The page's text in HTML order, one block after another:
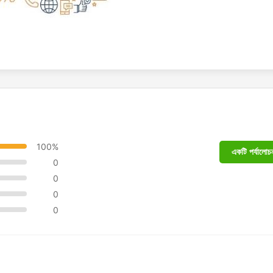
100%
0
0
0
0
একটি